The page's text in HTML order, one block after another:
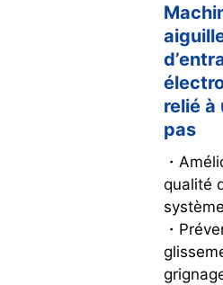
relié à
pas
・
qualité
・